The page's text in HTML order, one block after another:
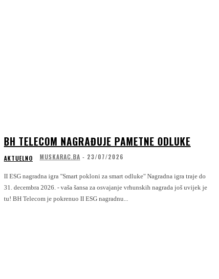
BH TELECOM NAGRAĐUJE PAMETNE ODLUKE
AKTUELNO MUSKARAC.BA - 23/07/2026
II ESG nagradna igra "Smart pokloni za smart odluke" Nagradna igra traje do
31. decembra 2026. - vaša šansa za osvajanje vrhunskih nagrada još uvijek je
tu! BH Telecom je pokrenuo II ESG nagradnu...